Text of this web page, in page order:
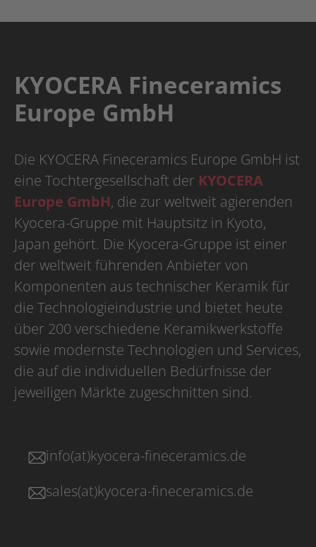
KYOCERA Fineceramics
Europe GmbH
Die KYOCERA Fineceramics Europe GmbH ist
eine Tochtergesellschaft der KYOCERA
Europe GmbH, die zur weltweit agierenden
Kyocera-Gruppe mit Hauptsitz in Kyoto,
Japan gehört. Die Kyocera-Gruppe ist einer
der weltweit führenden Anbieter von
Komponenten aus technischer Keramik für
die Technologieindustrie und bietet heute
über 200 verschiedene Keramikwerkstoffe
sowie modernste Technologien und Services,
die auf die individuellen Bedürfnisse der
jeweiligen Märkte zugeschnitten sind.
info(at)kyocera-fineceramics.de
sales(at)kyocera-fineceramics.de